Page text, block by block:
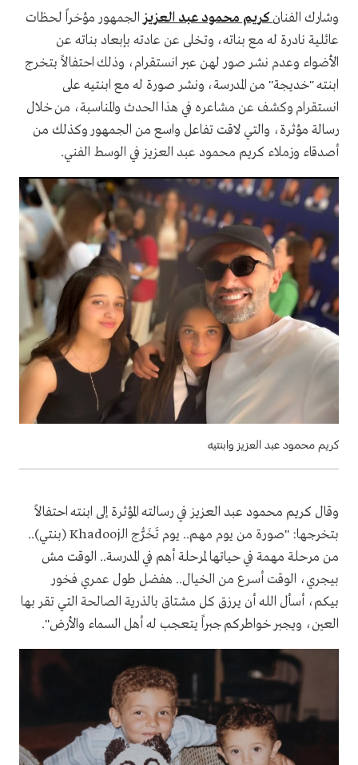
وشارك الفنان كريم محمود عبد العزيز الجمهور مؤخراً لحظات
عائلية نادرة له مع بناته، وتخلى عن عادته بإبعاد بناته عن
الأضواء وعدم نشر صور لهن عبر انستقرام، وذلك احتفالاً بتخرج
ابنته "خديجة" من المدرسة، ونشر صورة له مع ابنتيه على
انستقرام وكشف عن مشاعره في هذا الحدث والمناسبة، من خلال
رسالة مؤثرة، والتي لاقت تفاعل واسع من الجمهور وكذلك من
أصدقاء وزملاء كريم محمود عبد العزيز في الوسط الفني.
كريم محمود عبد العزيز وابنتيه
وقال كريم محمود عبد العزيز في رسالته المؤثرة إلى ابنته احتفالاً
بتخرجها: "صورة من يوم مهم.. يوم تَخَرُّج الـKhadooj (بنتي)..
من مرحلة مهمة في حياتها لمرحلة أهم في المدرسة.. الوقت مش
بيجري، الوقت أسرع من الخيال.. هفضل طول عمري فخور
بيكم، أسأل الله أن يرزق كل مشتاق بالذرية الصالحة التي تقر بها
العين، ويجبر خواطركم جبراً يتعجب له أهل السماء والأرض".